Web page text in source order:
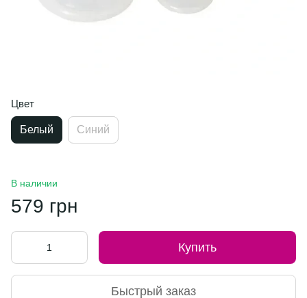
Цвет
Белый Синий
В наличии
579 грн
Купить
Быстрый заказ